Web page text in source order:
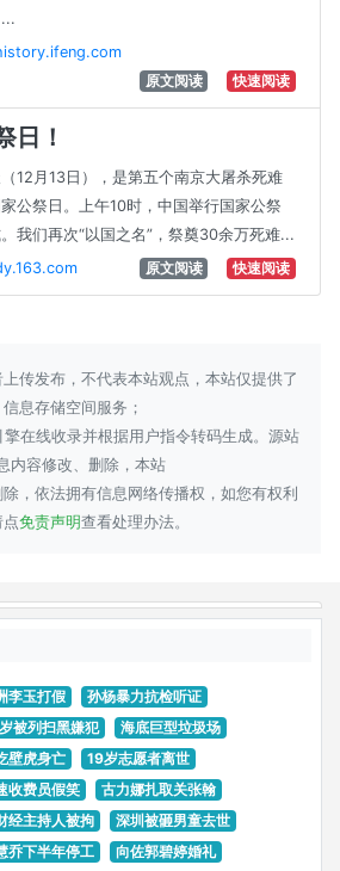
原文阅读
快速阅读
日！
12月13日），是第五个南京大屠杀死难
公祭日。上午10时，中国举行国家公祭
我们再次“以国之名”，祭奠30余万死难...
原文阅读 快速阅读
传发布，不代表本站观点，本站仅提供了
信息存储空间服务；
在线收录并根据用户指令转码生成。源站
内容修改、删除，本站
，依法拥有信息网络传播权，如您有权利
点免责声明查看处理办法。
李玉打假
孙杨暴力抗检听证
被列扫黑嫌犯
海底巨型垃圾场
壁虎身亡
19岁志愿者离世
收费员假笑
古力娜扎取关张翰
经主持人被拘
深圳被砸男童去世
乔下半年停工
向佐郭碧婷婚礼